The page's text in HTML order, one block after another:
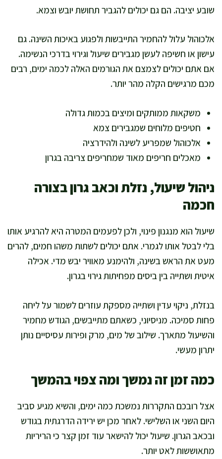
שובע יציבה. הם גם יכולים להגביר תחושת יובש וצמא.
אלכוהול עלול להחמיר התייבשות ולפגוע באיכות השינה. גם
עישון או חשיפה לעשן מגבירים שיעול וגירוי בדרכי הנשימה.
אם אתם יכולים לצמצם את הגורמים האלה לכמה ימים, רבים
מכם מרגישים הקלה מהר יותר.
משקאות ממותקים ומיצים בכמות גדולה
חטיפים מלוחים שמגבירים צמא
אלכוהול שמפריע לשינה ולהידרציה
מאכלים חריפים מאוד שמחריפים צריבה בגרון
ניהול שיעול, נזלת וכאב גרון בצורה
חכמה
שיעול הוא מנגנון פינוי, ולכן לפעמים המטרה היא להרגיע אותו
בלי לבטל אותו לגמרי. אתם יכולים לשתות משהו חמים, להרים
מעט את הראש בשינה, ולהימנע מאוויר יבש מדי. אכילה
איטית ושתייה בין ביסים מפחיתות גירוי בגרון.
בנזלת, ניקוי עדין ושתייה מספקת עוזרים לשמור על ליחה
פחות סמיכה. מניסיוני, כשאתם מתייבשים, הגודש מחמיר
והשיעול מתארך. שילוב של מים, מרק ופירות עסיסיים נותן
יתרון מעשי.
כמה זמן זה נמשך ומה צפוי בהמשך
אצל רובכם התקררות נמשכת כמה ימים, והשיא מגיע סביב
היום השני או השלישי. לאחר מכן יש ירידה הדרגתית בגודש
ובכאב הגרון. שיעול יכול להישאר עוד זמן קצר כי הריריות
מתאוששות לאט יותר.